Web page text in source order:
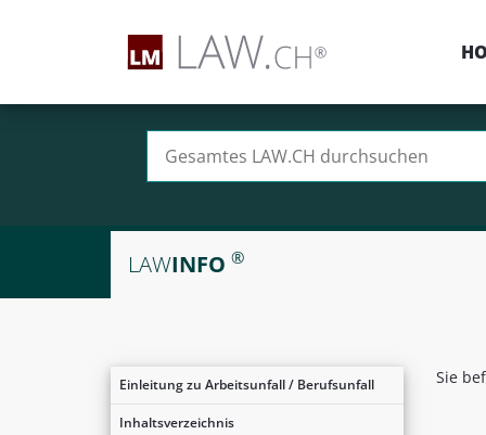
LAWINFO ®
Einleitung zu Arbeitsunfall / Berufsunfall
Inhaltsverzeichnis
Sie